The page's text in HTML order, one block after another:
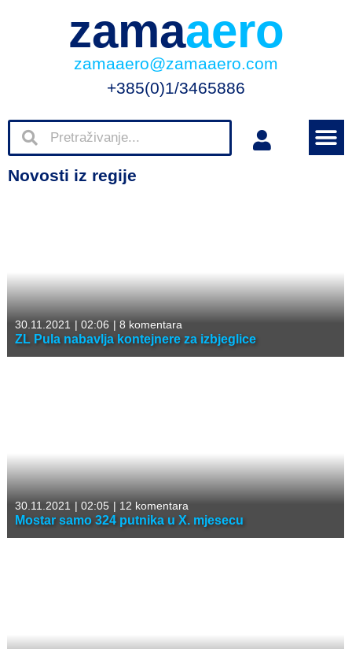
zamaaero
zamaaero@zamaaero.com
+385(0)1/3465886
Novosti iz regije
30.11.2021 | 02:06 | 8 komentara
ZL Pula nabavlja kontejnere za izbjeglice
30.11.2021 | 02:05 | 12 komentara
Mostar samo 324 putnika u X. mjesecu